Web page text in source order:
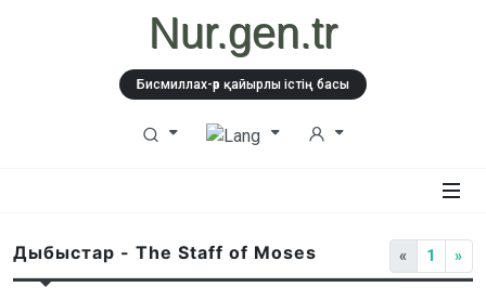
Nur.gen.tr
Бисмиллах-әр қайырлы істің басы
Дыбыстар - The Staff of Moses « 1 »